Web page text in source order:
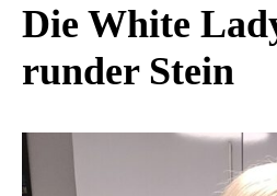
Die White
runder Stein